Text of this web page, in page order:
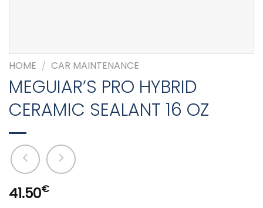
HOME / CAR MAINTENANCE
MEGUIAR’S PRO HYBRID
CERAMIC SEALANT 16 OZ
41.50€